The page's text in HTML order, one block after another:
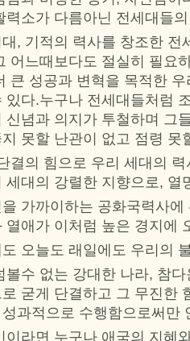
력소가 다름아닌 전세대들
, 기적의 력사를 창조한 전
어느때보다도 절실히 필요
큰 성공과 변혁을 목적한
있다.누구나 전세대들처럼
신념과 의지가 투철하며 그
못할 난관이 없고 점령 못
결의 힘으로 우리 세대의
세대의 강렬한 지향으로, 열
가까이하는 공화국력사
열애가 이처럼 높은 경지에
오늘도 래일에도 우리의
볼수 없는 강대한 나라, 참
굳게 단결하고 그 무진한
과적으로 수행함으로써만
이라면 누구나 애국의 지혜